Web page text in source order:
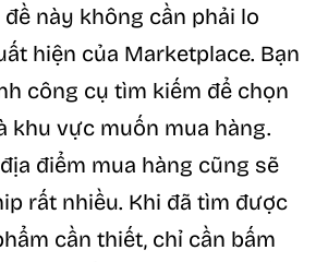
này không cần phải lo
hiện của Marketplace. Bạn
công cụ tìm kiếm để chọn
khu vực muốn mua hàng.
điểm mua hàng cũng sẽ
rất nhiều. Khi đã tìm được
cần thiết, chỉ cần bấm